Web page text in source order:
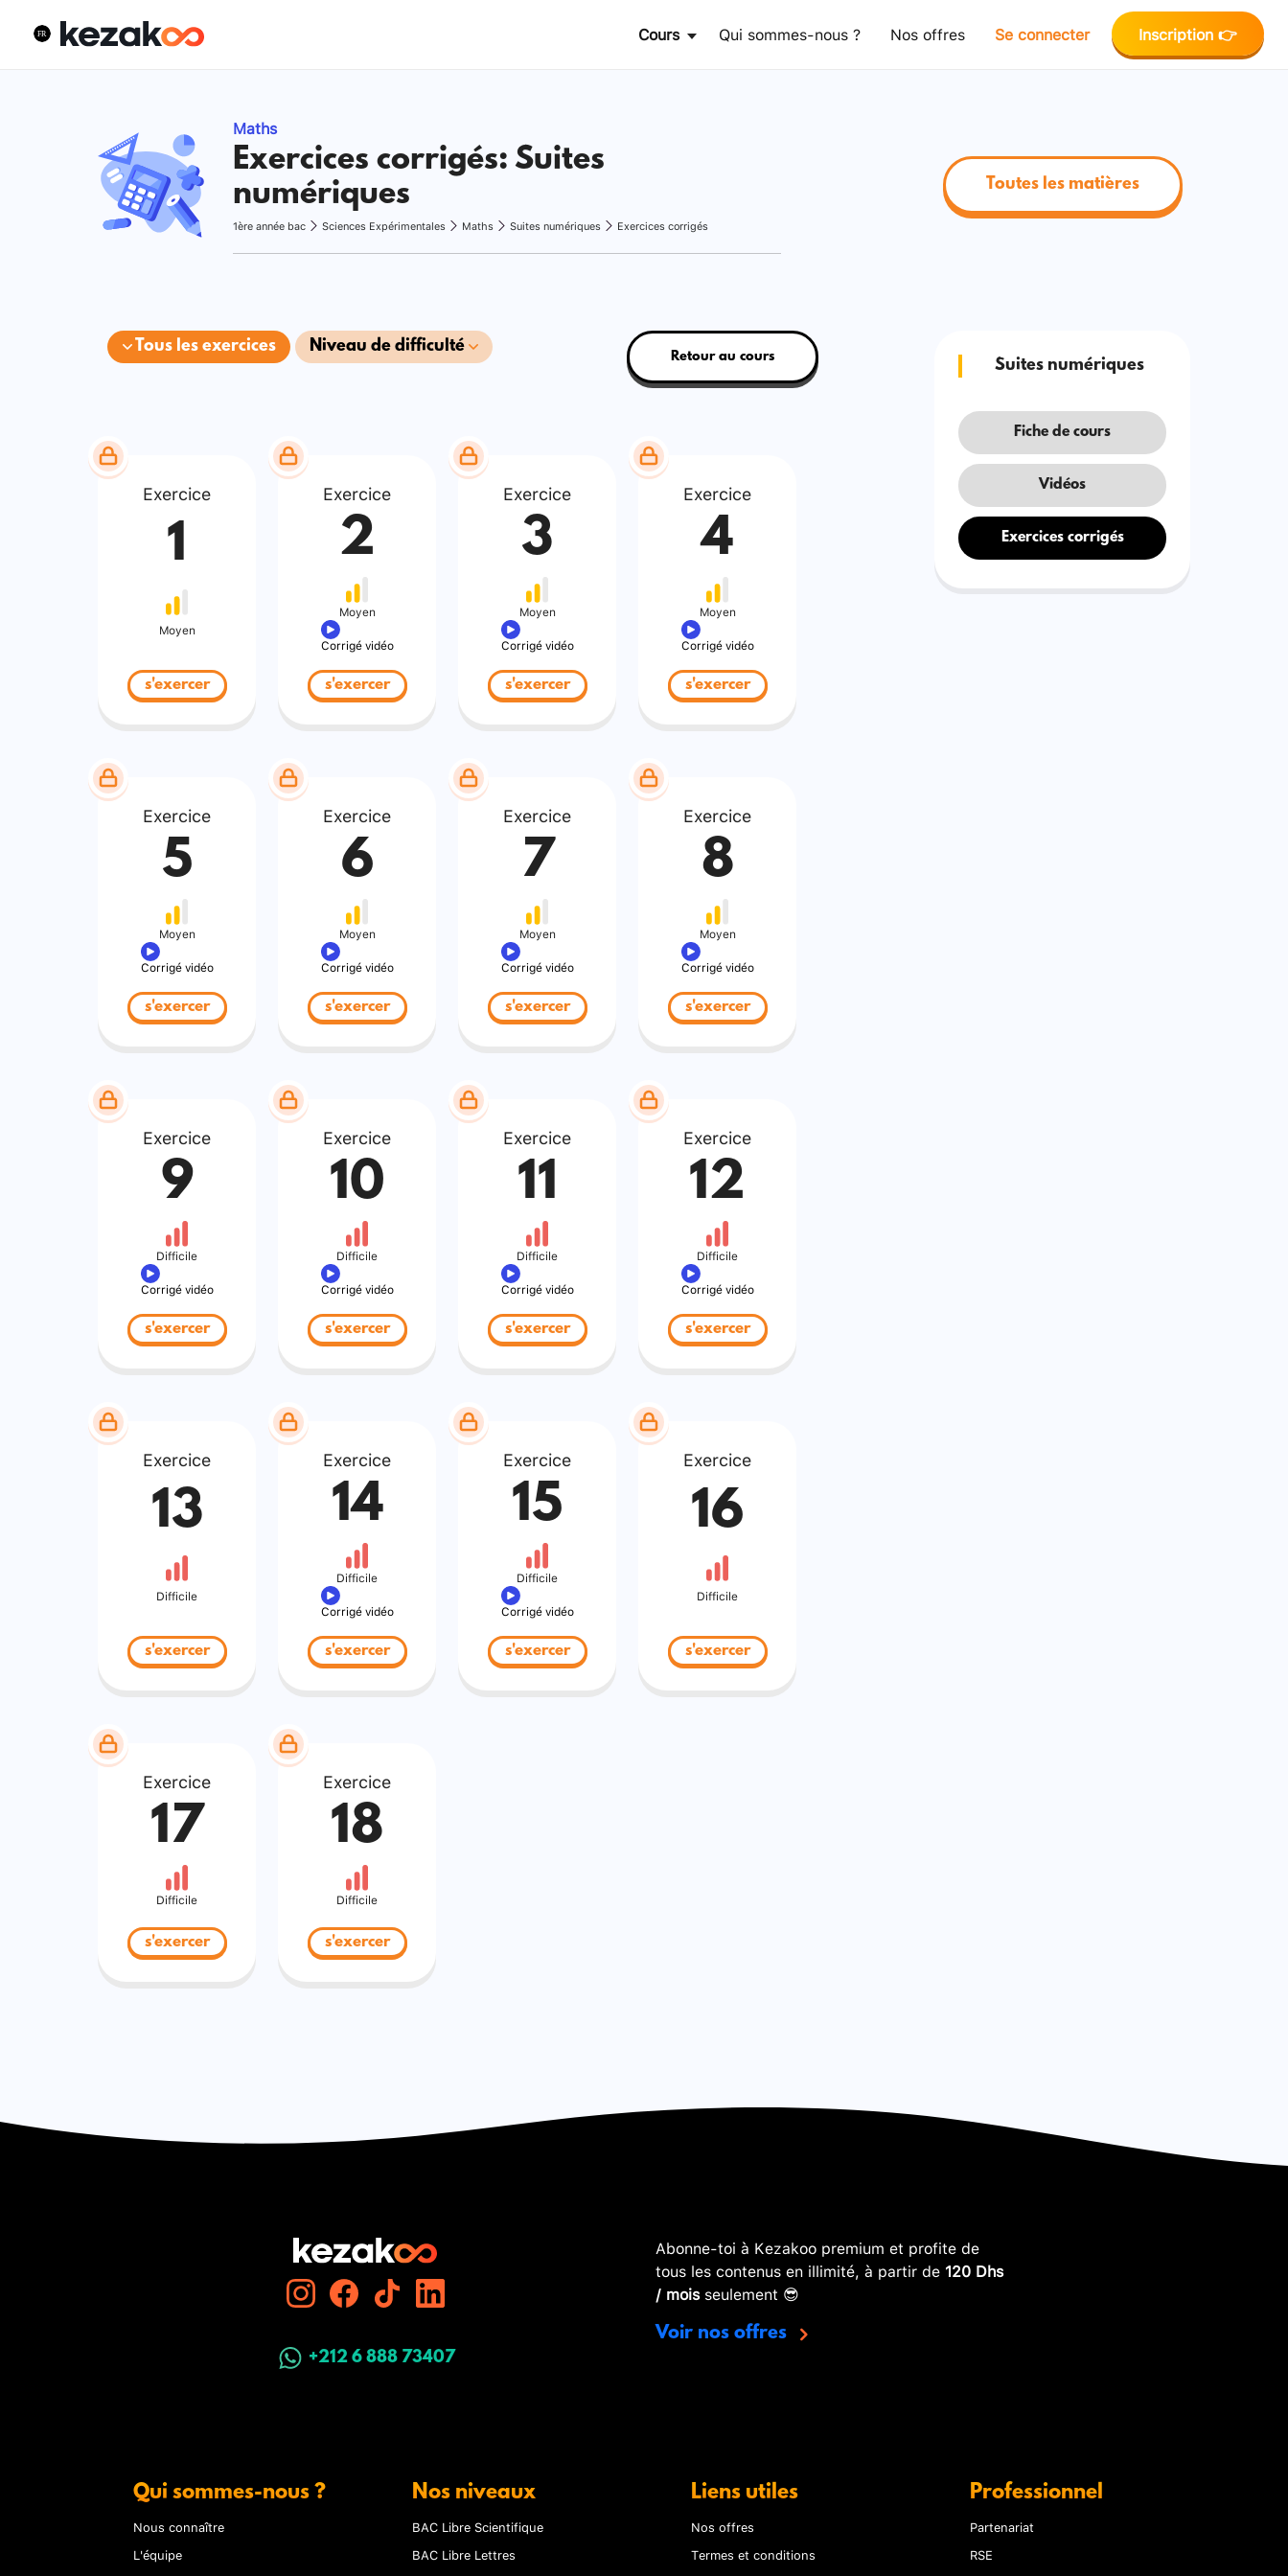
Cours Qui sommes-nous ? Nos offres Se connecter Inscription 👉
Maths
Exercices corrigés: Suites
numériques
1ère année bac Sciences Expérimentales Maths Suites numériques Exercices corrigés
Toutes les matières
Tous les exercices Niveau de difficulté
Retour au cours
Exercice
1
Moyen
s'exercer
Exercice
2
Moyen
Corrigé vidéo
s'exercer
Exercice
3
Moyen
Corrigé vidéo
s'exercer
Exercice
4
Moyen
Corrigé vidéo
s'exercer
Exercice
5
Moyen
Corrigé vidéo
s'exercer
Exercice
6
Moyen
Corrigé vidéo
s'exercer
Exercice
7
Moyen
Corrigé vidéo
s'exercer
Exercice
8
Moyen
Corrigé vidéo
s'exercer
Exercice
9
Difficile
Corrigé vidéo
s'exercer
Exercice
10
Difficile
Corrigé vidéo
s'exercer
Exercice
11
Difficile
Corrigé vidéo
s'exercer
Exercice
12
Difficile
Corrigé vidéo
s'exercer
Exercice
13
Difficile
s'exercer
Exercice
14
Difficile
Corrigé vidéo
s'exercer
Exercice
15
Difficile
Corrigé vidéo
s'exercer
Exercice
16
Difficile
s'exercer
Exercice
17
Difficile
s'exercer
Exercice
18
Difficile
s'exercer
Suites numériques
Fiche de cours
Vidéos
Exercices corrigés
+212 6 888 73407
Abonne-toi à Kezakoo premium et profite de
tous les contenus en illimité, à partir de 120 Dhs
/ moisseulement 😎
Voir nos offres
Qui sommes-nous ?
Nous connaître
L'équipe
Nos niveaux
BAC Libre Scientifique
BAC Libre Lettres
Liens utiles
Nos offres
Termes et conditions
Professionnel
Partenariat
RSE